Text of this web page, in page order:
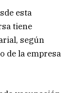
esta
tiene
según
de la empresa